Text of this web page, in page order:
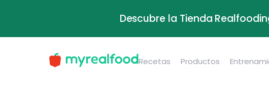
Descubre la Tienda
Recetas Productos